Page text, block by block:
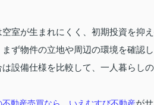
室が生まれにくく、初期投資を抑
ず物件の立地や周辺の環境を確認し
設備仕様を比較して、一人暮らし